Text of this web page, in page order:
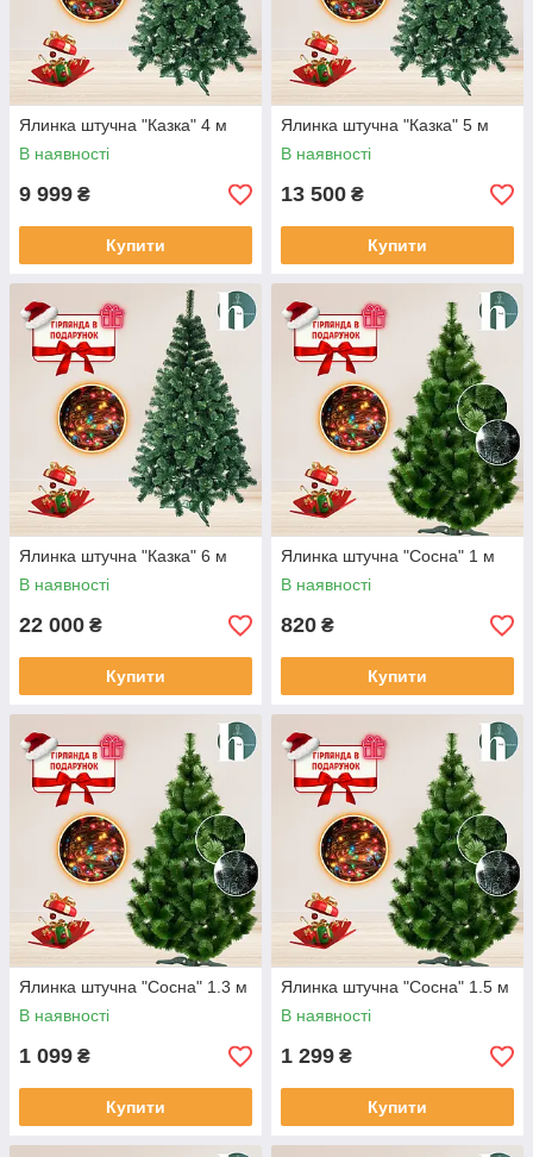
Ялинка штучна "Казка" 4 м
В наявності
9 999 ₴
Купити
Ялинка штучна "Казка" 5 м
В наявності
13 500 ₴
Купити
Ялинка штучна "Казка" 6 м
В наявності
22 000 ₴
Купити
Ялинка штучна "Сосна" 1 м
В наявності
820 ₴
Купити
Ялинка штучна "Сосна" 1.3 м
В наявності
1 099 ₴
Купити
Ялинка штучна "Сосна" 1.5 м
В наявності
1 299 ₴
Купити